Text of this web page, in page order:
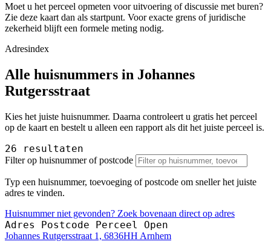
Moet u het perceel opmeten voor uitvoering of discussie met buren?
Zie deze kaart dan als startpunt. Voor exacte grens of juridische
zekerheid blijft een formele meting nodig.
Adresindex
Alle huisnummers in Johannes
Rutgersstraat
Kies het juiste huisnummer. Daarna controleert u gratis het perceel
op de kaart en bestelt u alleen een rapport als dit het juiste perceel is.
26 resultaten
Filter op huisnummer of postcode
Typ een huisnummer, toevoeging of postcode om sneller het juiste
adres te vinden.
Huisnummer niet gevonden? Zoek bovenaan direct op adres
Adres Postcode Perceel Open
Johannes Rutgersstraat 1, 6836HH Arnhem